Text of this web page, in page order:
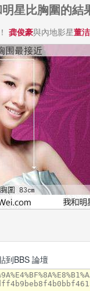
星比胸圍的結
龚俊豪與內地影星董洁
到BBS 論壇